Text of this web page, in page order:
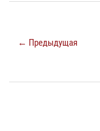
← Предыдущая